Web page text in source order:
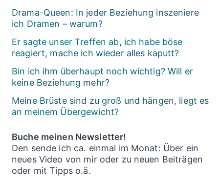
Drama-Queen: In jeder Beziehung inszeniere
ich Dramen – warum?
Er sagte unser Treffen ab, ich habe böse
reagiert, mache ich wieder alles kaputt?
Bin ich ihm überhaupt noch wichtig? Will er
keine Beziehung mehr?
Meine Brüste sind zu groß und hängen, liegt es
an meinem Übergewicht?
Buche meinen Newsletter!
Den sende ich ca. einmal im Monat: Über ein
neues Video von mir oder zu neuen Beiträgen
oder mit Tipps o.ä.